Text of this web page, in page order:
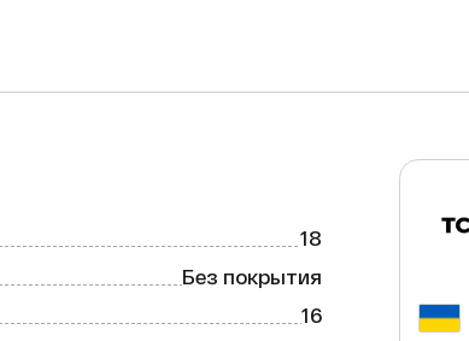
18
Без покрытия
16